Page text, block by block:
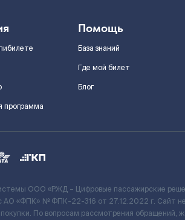
программа
Помощь
База знаний
Где мой билет
Блог
ООО «РЖД – Цифровые пассажирские
«ФПК» № ФПК-22-316 от 27.12.2022 г. Сайт
По вопросам рассмотрения